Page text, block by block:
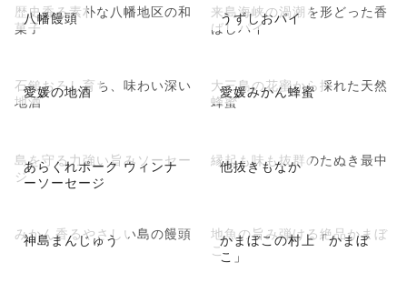
八幡饅頭
歴史香る素朴な八幡地区の和
菓子
うずしおパイ
来島海峡の渦潮を形どった香
ばしパイ
愛媛の地酒
石鎚おろし育ち、味わい深い
地酒
愛媛みかん蜂蜜
大三島の花蜜から採れた天然
蜂蜜
あらくれポーク ウィンナ
ーソーセージ
島を守る力強い旨みソーセー
ジ
他抜きもなか
縁起も味も抜群のたぬき最中
神島まんじゅう
みかん香るやさしい島の饅頭
かまぼこの村上「かまぼ
こ」
地魚の旨み弾ける絶品かまぼ
こ